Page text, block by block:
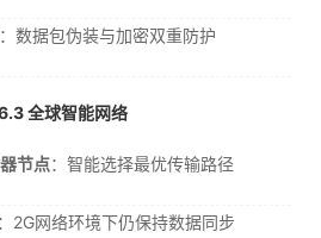
：数据包伪装与加密双重防护
全球智能网络
节点：智能选择最优传输路径
：2G网络环境下仍保持数据同步